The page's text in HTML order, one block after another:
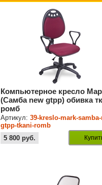
Компьютерное кресло
(Самба new gtpp) обивка
ромб
Артикул:39-kreslo-mark-
gtpp-tkani-romb
5 800 руб.